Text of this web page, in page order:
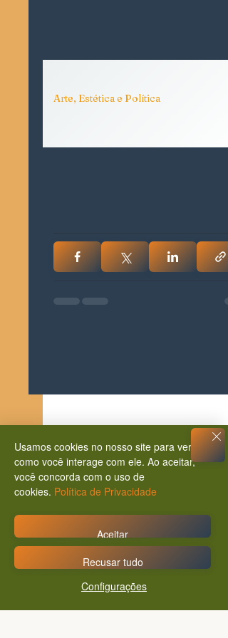
Arte, Estética e Política
Posts Relacionados
Usamos cookies no nosso site para ver
como você interage com ele. Ao aceitar,
você concorda com o uso de
cookies. Política de Privacidade
Configurações
Recusar tudo
Aceitar